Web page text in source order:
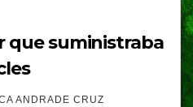
que suministraba
ANDRADE CRUZ